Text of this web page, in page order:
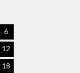
6
12
18